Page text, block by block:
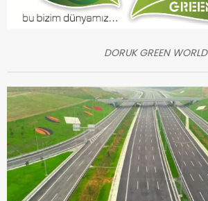
DORUK GREEN WORLD